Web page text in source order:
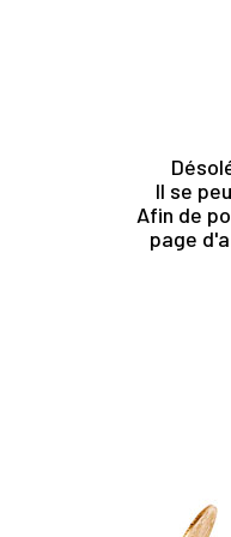
Il se
Afin de
page